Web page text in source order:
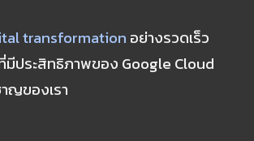
transformation อย่างรวดเร็ว
มีประสิทธิภาพของ Google Cloud
ญของเรา